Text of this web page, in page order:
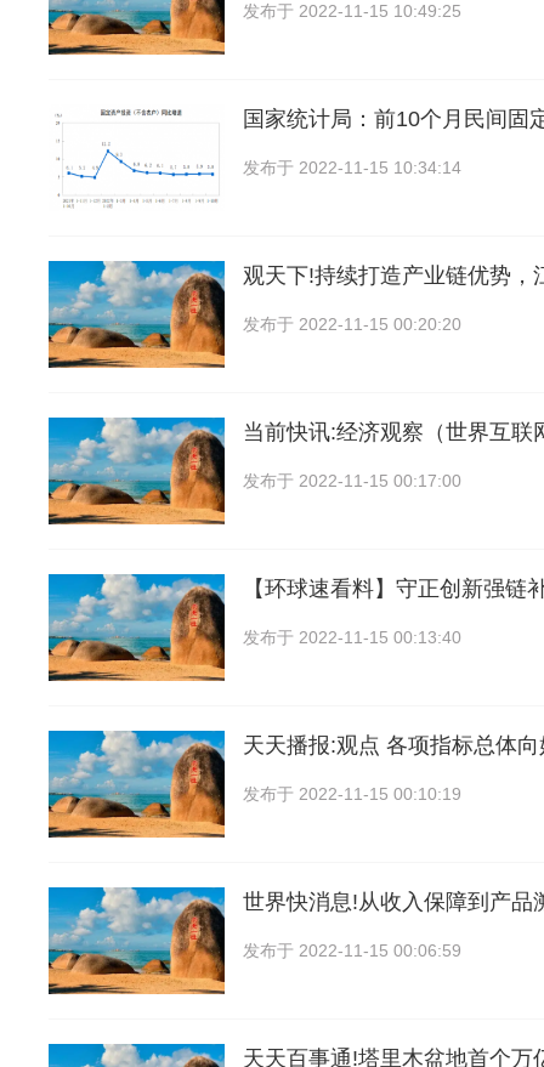
发布于 2022-11-15 10:49:25
国家统计局：前10个月民间固
发布于 2022-11-15 10:34:14
观天下!持续打造产业链优势，
发布于 2022-11-15 00:20:20
当前快讯:经济观察（世界互联
发布于 2022-11-15 00:17:00
【环球速看料】守正创新强链
发布于 2022-11-15 00:13:40
天天播报:观点 各项指标总体
发布于 2022-11-15 00:10:19
世界快消息!从收入保障到产
发布于 2022-11-15 00:06:59
天天百事通!塔里木盆地首个万